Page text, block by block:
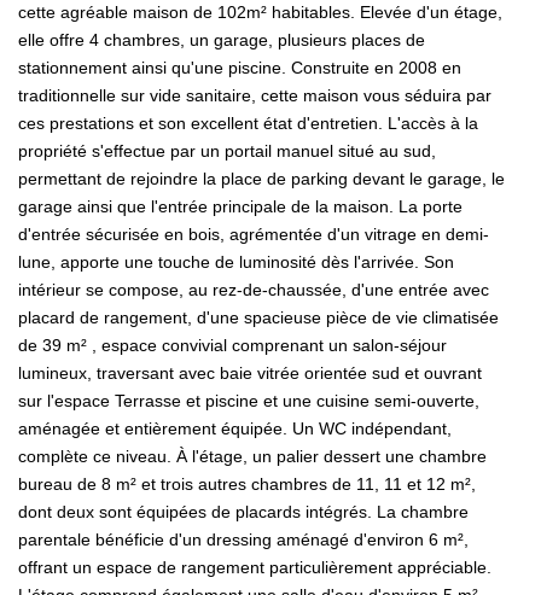
cette agréable maison de 102m² habitables. Elevée d'un étage,
elle offre 4 chambres, un garage, plusieurs places de
stationnement ainsi qu'une piscine. Construite en 2008 en
traditionnelle sur vide sanitaire, cette maison vous séduira par
ces prestations et son excellent état d'entretien. L'accès à la
propriété s'effectue par un portail manuel situé au sud,
permettant de rejoindre la place de parking devant le garage, le
garage ainsi que l'entrée principale de la maison. La porte
d'entrée sécurisée en bois, agrémentée d'un vitrage en demi-
lune, apporte une touche de luminosité dès l'arrivée. Son
intérieur se compose, au rez-de-chaussée, d'une entrée avec
placard de rangement, d'une spacieuse pièce de vie climatisée
de 39 m² , espace convivial comprenant un salon-séjour
lumineux, traversant avec baie vitrée orientée sud et ouvrant
sur l'espace Terrasse et piscine et une cuisine semi-ouverte,
aménagée et entièrement équipée. Un WC indépendant,
complète ce niveau. À l'étage, un palier dessert une chambre
bureau de 8 m² et trois autres chambres de 11, 11 et 12 m²,
dont deux sont équipées de placards intégrés. La chambre
parentale bénéficie d'un dressing aménagé d'environ 6 m²,
offrant un espace de rangement particulièrement appréciable.